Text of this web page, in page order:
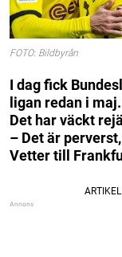
FOTO: Bildbyrån
I dag fick
ligan redan i maj.
Det har väckt
– Det är
Vetter till